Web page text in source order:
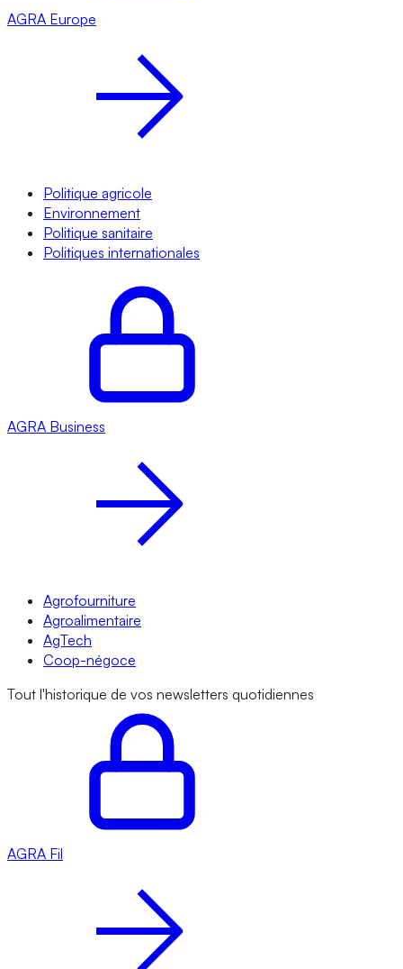
AGRA Europe
Politique agricole
Environnement
Politique sanitaire
Politiques internationales
AGRA Business
Agrofourniture
Agroalimentaire
AgTech
Coop-négoce
Tout l'historique de vos newsletters quotidiennes
AGRA Fil